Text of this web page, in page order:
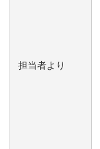
担当者より